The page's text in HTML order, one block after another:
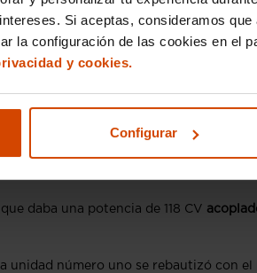
Si aceptas, consideramos
la configuración de las cookies en el
y cookies.
Configurar
adelantados a su época, por lo que
creado para la competición y
año en el Gran Premio de Roma
daba una potencia de 118 CV
unidad número uno se rebautizó con el